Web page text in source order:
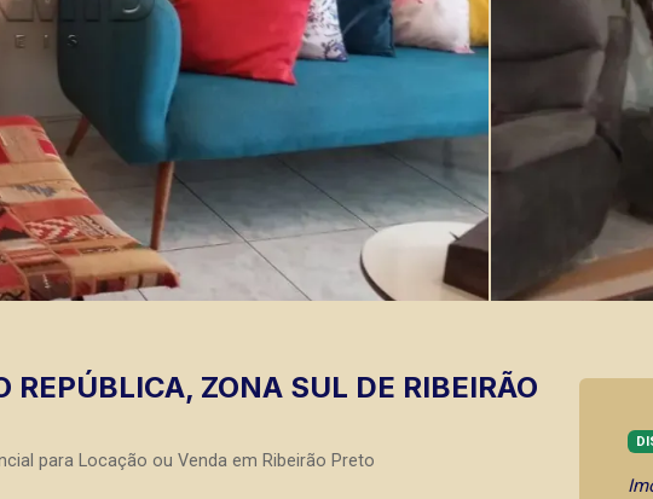
REPÚBLICA, ZONA SUL DE RIBEIRÃO
para Locação ou Venda em Ribeirão Preto